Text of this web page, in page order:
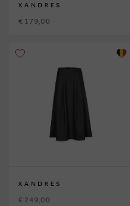
XANDRES
€ 179,00
XANDRES
€ 249,00